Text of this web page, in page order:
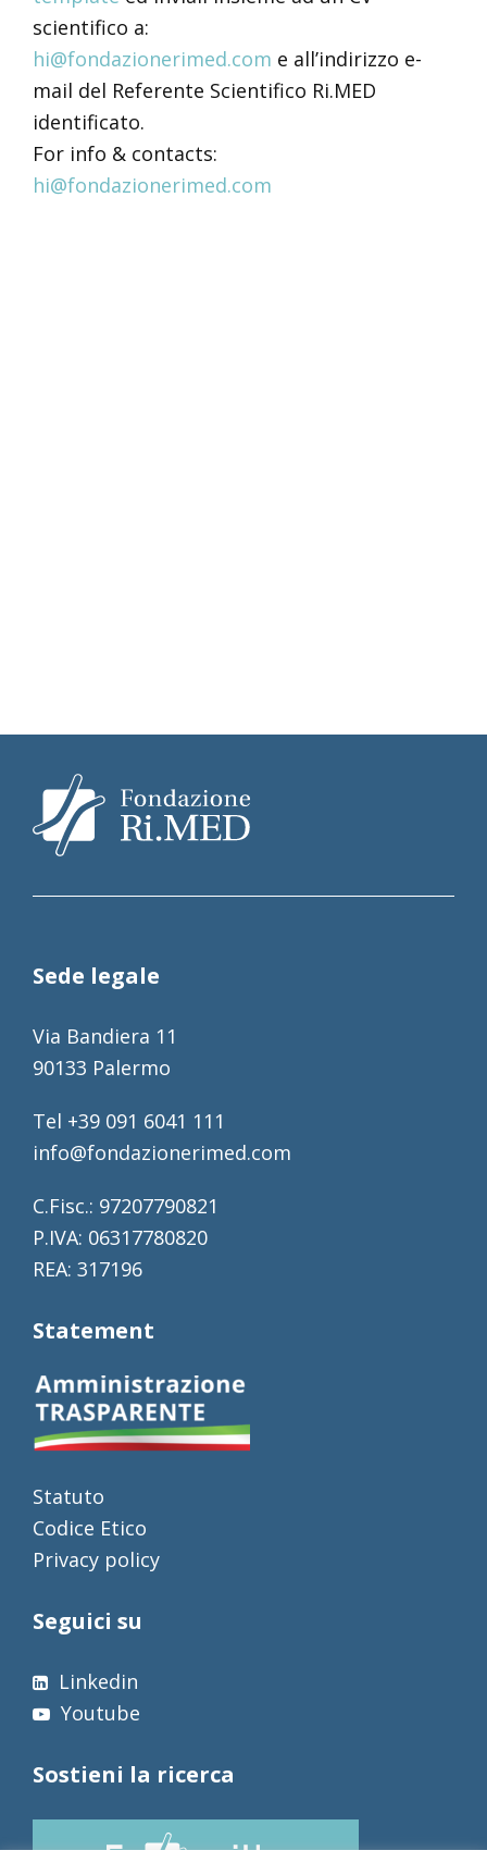
scientifico a:
hi@fondazionerimed.com e all’indirizzo e-
mail del Referente Scientifico Ri.MED
identificato.
For info & contacts:
hi@fondazionerimed.com
Sede legale
Via Bandiera 11
90133 Palermo
Tel +39 091 6041 111
info@fondazionerimed.com
C.Fisc.: 97207790821
P.IVA: 06317780820
REA: 317196
Statement
Statuto
Codice Etico
Privacy policy
Seguici su
Linkedin
Youtube
Sostieni la ricerca